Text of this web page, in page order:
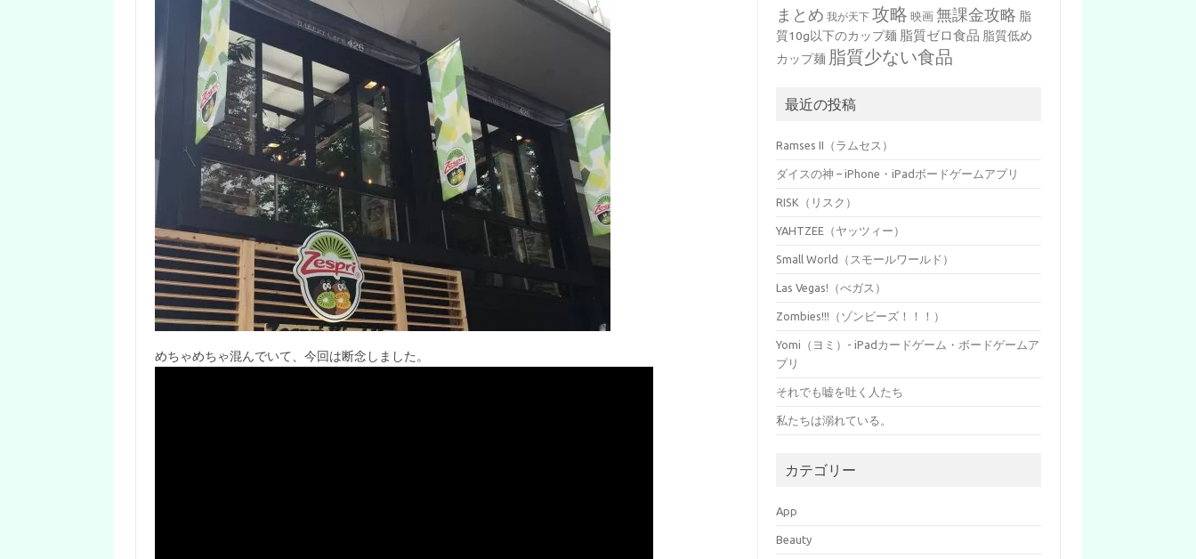
めちゃめちゃ混んでいて、今回は断念しました。
まとめ 我が天下 攻略 映画 無課金攻略 脂
質10g以下のカップ麺 脂質ゼロ食品 脂質低め
カップ麺 脂質少ない食品
最近の投稿
Ramses II（ラムセス）
ダイスの神 – iPhone・iPadボードゲームアプリ
RISK（リスク）
YAHTZEE（ヤッツィー）
Small World（スモールワールド）
Las Vegas!（べガス）
Zombies!!!（ゾンビーズ！！！）
Yomi（ヨミ）- iPadカードゲーム・ボードゲームア
プリ
それでも嘘を吐く人たち
私たちは溺れている。
カテゴリー
App
Beauty